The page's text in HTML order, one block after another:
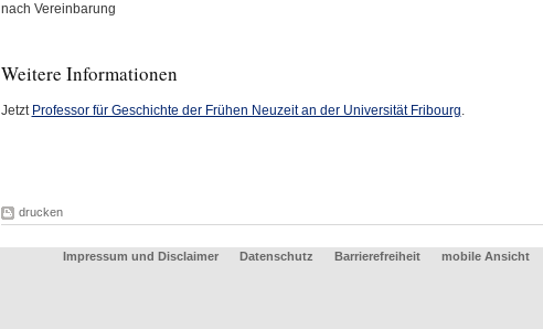
nach Vereinbarung
Weitere Informationen
Jetzt Professor für Geschichte der Frühen Neuzeit an der Universität Fribourg.
drucken
Impressum und Disclaimer Datenschutz Barrierefreiheit mobile Ansicht